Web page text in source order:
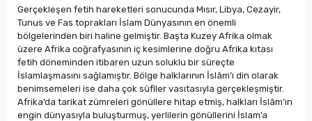
Gerçekleşen fetih hareketleri sonucunda Mısır, Libya, Cezayir,
Tunus ve Fas toprakları İslam Dünyasının en önemli
bölgelerinden biri haline gelmiştir. Başta Kuzey Afrika olmak
üzere Afrika coğrafyasının iç kesimlerine doğru Afrika kıtası
fetih döneminden itibaren uzun soluklu bir süreçte
İslamlaşmasını sağlamıştır. Bölge halklarının İslâm’ı din olarak
benimsemeleri ise daha çok sûfîler vasıtasıyla gerçekleşmiştir.
Afrika’da tarikat zümreleri gönüllere hitap etmiş, halkları İslâm’ın
engin dünyasıyla buluşturmuş, yerlilerin gönüllerini İslam’a